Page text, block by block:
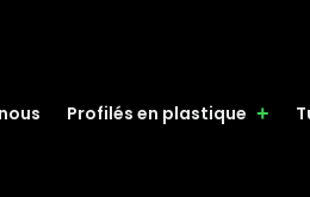
Profilés en plastique